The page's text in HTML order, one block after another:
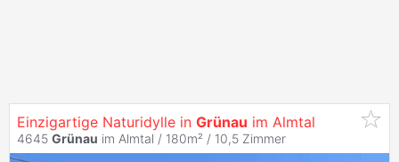
Einzigartige Naturidylle in Grünau im Almtal
4645 Grünau im Almtal / 180m² / 10,5 Zimmer